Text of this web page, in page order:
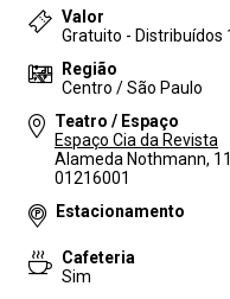
Valor
Gratuito - Distribuídos
Região
Centro / São Paulo
Teatro / Espaço
Espaço Cia da Revista
Alameda Nothmann,
01216001
Estacionamento
Cafeteria
Sim